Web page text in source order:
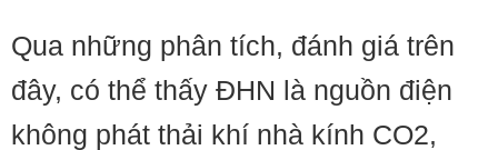
Qua những phân tích, đánh giá trên
đây, có thể thấy ĐHN là nguồn điện
không phát thải khí nhà kính CO2,